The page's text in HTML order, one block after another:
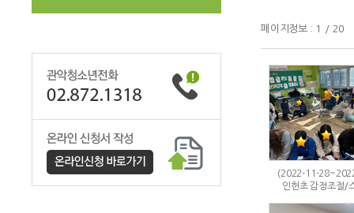
페이지정보 : 1 / 20
(2022-11-
인헌초 감정조절/